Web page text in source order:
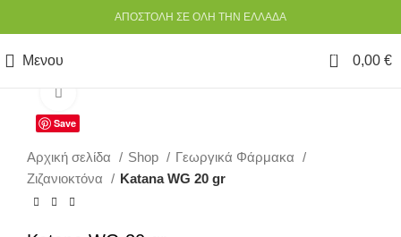
ΑΠΟΣΤΟΛΗ ΣΕ ΟΛΗ ΤΗΝ ΕΛΛΑΔΑ
Μενου 0 0,00 €
Save
Αρχική σελίδα Shop
Γεωργικά Φάρμακα
Ζιζανιοκτόνα
Katana WG 20 gr